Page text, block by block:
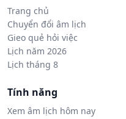
Trang chủ
Chuyển đổi âm lịch
Gieo quẻ hỏi việc
Lịch năm 2026
Lịch tháng 8
Tính năng
Xem âm lịch hôm nay